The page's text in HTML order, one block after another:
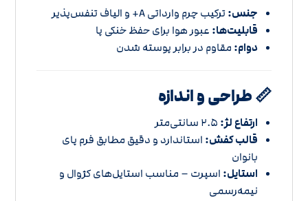
جنس:ترکیب چرم وارداتی A+ و الیاف تنفس‌پذیر
قابلیت‌ها: عبور هوا برای حفظ خنکی پا
دوام: مقاوم در برابر پوسته شدن
📏 طراحی و اندازه
ارتفاع لژ:
قالب کفش: استاندارد و دقیق مطابق فرم پای
بانوان
استایل: اسپرت – مناسب استایل‌های کژوال و
نیمه‌رسمی